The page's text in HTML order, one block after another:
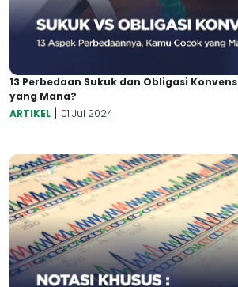
13 Perbedaan Sukuk dan Obligasi
yang Mana?
ARTIKEL | 01 Jul 2024